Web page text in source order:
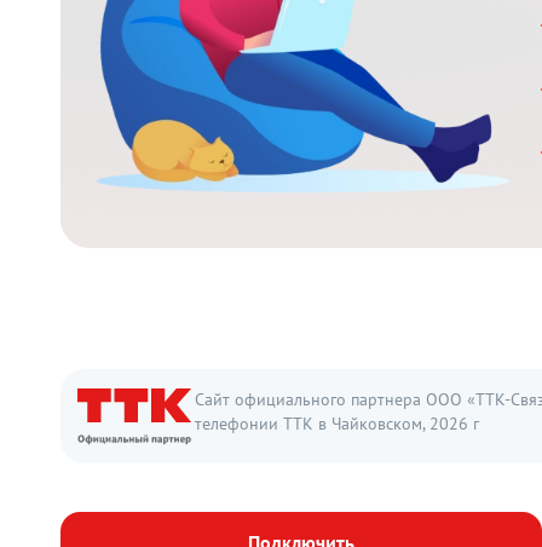
Сайт официального партнера ООО «ТТК-
телефонии ТТК в Чайковском, 2026 г